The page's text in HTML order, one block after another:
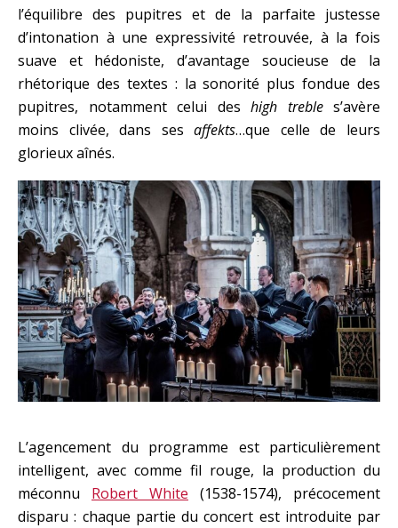
l’équilibre des pupitres et de la parfaite justesse
d’intonation à une expressivité retrouvée, à la fois
suave et hédoniste, d’avantage soucieuse de la
rhétorique des textes : la sonorité plus fondue des
pupitres, notamment celui des high treble s’avère
moins clivée, dans sesaffekts…que celle de leurs
glorieux aînés.
L’agencement du programme est particulièrement
intelligent, avec comme fil rouge, la production du
méconnu Robert White (1538-1574), précocement
disparu : chaque partie du concert est introduite par